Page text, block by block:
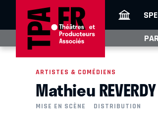
ARTISTES & COMÉDIENS
Mathieu REVERDY
MISE EN SCÈNE DISTRIBUTION